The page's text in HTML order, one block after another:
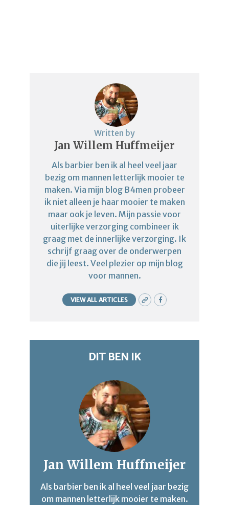
Written by
Jan Willem Huffmeijer
Als barbier ben ik al heel veel jaar
bezig om mannen letterlijk mooier te
maken. Via mijn blog B4men probeer
ik niet alleen je haar mooier te maken
maar ook je leven. Mijn passie voor
uiterlijke verzorging combineer ik
graag met de innerlijke verzorging. Ik
schrijf graag over de onderwerpen
die jij leest. Veel plezier op mijn blog
voor mannen.
VIEW ALL ARTICLES
DIT BEN IK
Jan Willem Huffmeijer
Als barbier ben ik al heel veel jaar bezig
om mannen letterlijk mooier te maken.